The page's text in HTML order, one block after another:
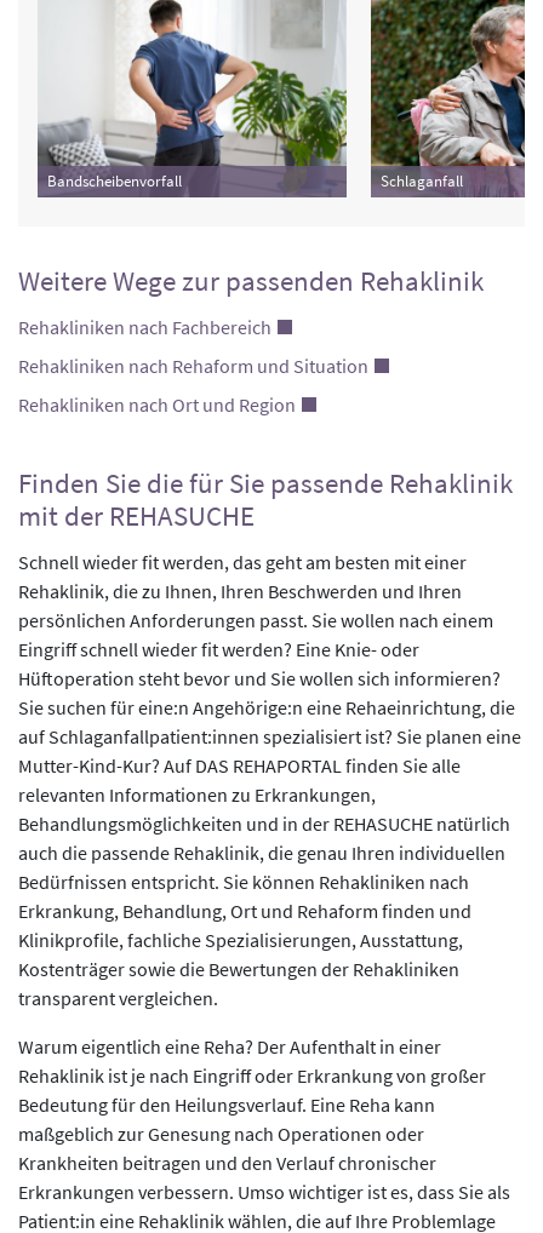
Bandscheibenvorfall Schlaganfall
Weitere Wege zur passenden Rehaklinik
Rehakliniken nach Fachbereich
Rehakliniken nach Rehaform und Situation
Rehakliniken nach Ort und Region
Finden Sie die für Sie passende Rehaklinik
mit der REHASUCHE
Schnell wieder fit werden, das geht am besten mit einer
Rehaklinik, die zu Ihnen, Ihren Beschwerden und Ihren
persönlichen Anforderungen passt. Sie wollen nach einem
Eingriff schnell wieder fit werden? Eine Knie- oder
Hüftoperation steht bevor und Sie wollen sich informieren?
Sie suchen für eine:n Angehörige:n eine Rehaeinrichtung, die
auf Schlaganfallpatient:innen spezialisiert ist? Sie planen eine
Mutter-Kind-Kur? Auf DAS REHAPORTAL finden Sie alle
relevanten Informationen zu Erkrankungen,
Behandlungsmöglichkeiten und in der REHASUCHE natürlich
auch die passende Rehaklinik, die genau Ihren individuellen
Bedürfnissen entspricht. Sie können Rehakliniken nach
Erkrankung, Behandlung, Ort und Rehaform finden und
Klinikprofile, fachliche Spezialisierungen, Ausstattung,
Kostenträger sowie die Bewertungen der Rehakliniken
transparent vergleichen.
Warum eigentlich eine Reha? Der Aufenthalt in einer
Rehaklinik ist je nach Eingriff oder Erkrankung von großer
Bedeutung für den Heilungsverlauf. Eine Reha kann
maßgeblich zur Genesung nach Operationen oder
Krankheiten beitragen und den Verlauf chronischer
Erkrankungen verbessern. Umso wichtiger ist es, dass Sie als
Patient:in eine Rehaklinik wählen, die auf Ihre Problemlage